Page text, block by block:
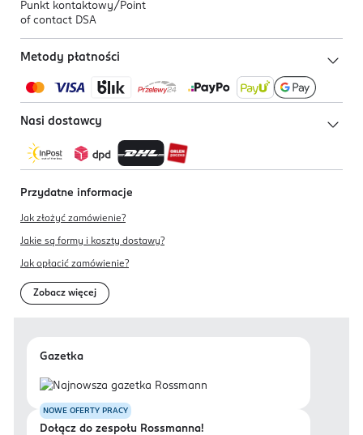
Punkt kontaktowy/ Point
of contact DSA
Metody płatności
Nasi dostawcy
Przydatne informacje
Jak złożyć zamówienie?
Jakie są formy i koszty dostawy?
Jak opłacić zamówienie?
Zobacz więcej
Gazetka
NOWE OFERTY PRACY
Dołącz do zespołu Rossmanna!